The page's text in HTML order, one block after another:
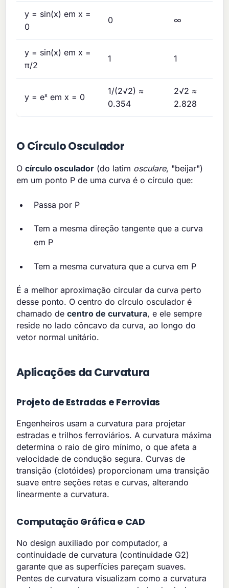
y = sin(x) em x =
0
0 ∞
y = sin(x) em x =
π/2
1 1
y = eˣ em x = 0
1/(2√2) ≈
0.354
2√2 ≈
2.828
O Círculo Osculador
Ocírculo osculador (do latim osculare, "beijar")
em um ponto P de uma curva é o círculo que:
Passa por P
Tem a mesma direção tangente que a curva
em P
Tem a mesma curvatura que a curva em P
É a melhor aproximação circular da curva perto
desse ponto. O centro do círculo osculador é
chamado decentro de curvatura, e ele sempre
reside no lado côncavo da curva, ao longo do
vetor normal unitário.
Aplicações da Curvatura
Projeto de Estradas e Ferrovias
Engenheiros usam a curvatura para projetar
estradas e trilhos ferroviários. A curvatura máxima
determina o raio de giro mínimo, o que afeta a
velocidade de condução segura. Curvas de
transição (clotóides) proporcionam uma transição
suave entre seções retas e curvas, alterando
linearmente a curvatura.
Computação Gráfica e CAD
No design auxiliado por computador, a
continuidade de curvatura (continuidade G2)
garante que as superfícies pareçam suaves.
Pentes de curvatura visualizam como a curvatura